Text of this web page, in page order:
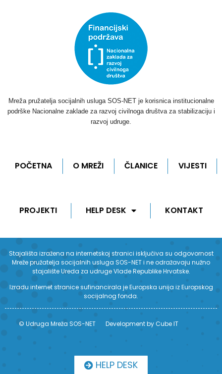
Mreža pružatelja socijalnih usluga SOS-NET je korisnica institucionalne
podrške Nacionalne zaklade za razvoj civilnoga društva za stabilizaciju i
razvoj udruge.
POČETNA O MREŽI ČLANICE VIJESTI
PROJEKTI HELP DESK KONTAKT
Stajališta izražena na internetskoj stranici isključiva su odgovornost
Mreže pružatelja socijalnih usluga SOS-NET i ne odražavaju nužno
stajalište Ureda za udruge Vlade Republike Hrvatske.
Izradu internet stranice sufinancirala je Europska unija iz Europskog
socijalnog fonda.
© Udruga Mreža SOS-NET Development by Cube IT
HELP DESK